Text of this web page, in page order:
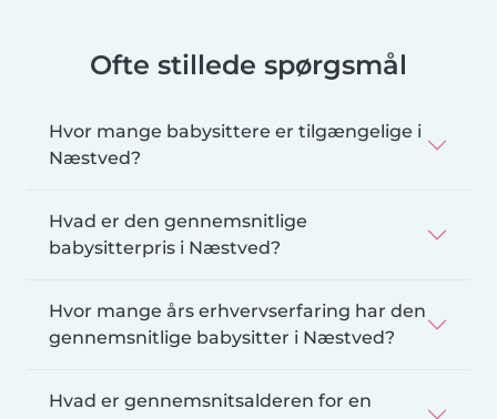
Ofte stillede spørgsmål
Hvor mange babysittere er tilgængelige i
Næstved?
Hvad er den gennemsnitlige
babysitterpris i Næstved?
Hvor mange års erhvervserfaring har den
gennemsnitlige babysitter i Næstved?
Hvad er gennemsnitsalderen for en